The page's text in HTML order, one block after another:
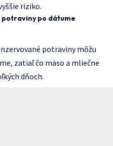
riziko.
po dátume
potraviny môžu
zatiaľ čo mäso a mliečne
dňoch.